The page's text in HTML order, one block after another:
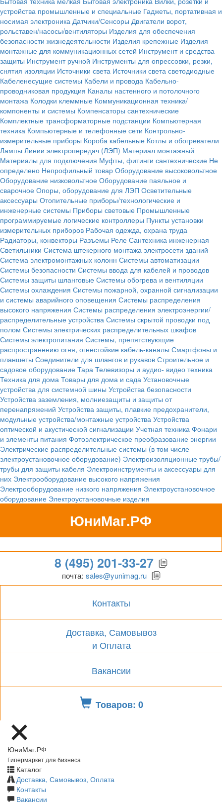
устройства промышленные и специальные Гаджеты, портативная и
носимая электроника Датчики/Сенсоры Двигатели ворот,
рольставен/насосы/вентиляторы Изделия для обеспечения
безопасности жизнедеятельности Изделия крепежные Изделия
монтажные для коммуникационных сетей Инструмент и средства
защиты Инструмент ручной Инструменты для опрессовки, резки,
снятия изоляции Источники света Источники света светодиодные
Кабеленесущие системы Кабели и провода Кабельно-
проводниковая продукция Каналы настенного и потолочного
монтажа Колодки клеммные Коммуникационная техника/
компоненты и системы Компенсаторы сантехнические
Комплектные трансформаторные подстанции Компьютерная
техника Компьютерные и телефонные сети Контрольно-
измерительные приборы Короба кабельные Котлы и обогреватели
Лампы Линии электропередач (ЛЭП) Материал монтажный
Материалы для подключения Муфты, фитинги сантехнические Не
определено Непрофильный товар Оборудование высоковольтное
Оборудование низковольтное Оборудование паяльное и
сварочное Опоры, оборудование для ЛЭП Осветительные
аксессуары Отопительные приборы/технологические и
инженерные системы Приборы световые Промышленные
программируемые логические контроллеры Пункты установки
измерительных приборов Рабочая одежда, охрана труда
Радиаторы, конвекторы Разъемы Реле Сантехника инженерная
Светильники Система штекерного монтажа электросети зданий
Система электромонтажных колонн Системы автоматизации
Системы безопасности Системы ввода для кабелей и проводов
Системы защиты шланговые Системы обогрева и вентиляции
Системы охлаждения Системы пожарной, охранной сигнализации
и системы аварийного оповещения Системы распределения
высокого напряжения Системы распределения электроэнергии/
распределительные устройства Системы скрытой проводки под
полом Системы электрических распределительных шкафов
Системы электропитания Системы, препятствующие
распространению огня, огнестойкие кабель-каналы Смартфоны и
планшеты Соединители для шлангов и рукавов Строительное и
садовое оборудование Тара Телевизоры и аудио- видео техника
Техника для дома Товары для дома и сада Установочные
устройства для системной шины Устройства безопасности
Устройства заземления, молниезащиты и защиты от
перенапряжений Устройства защиты, плавкие предохранители,
модульные устройства/монтажные устройства Устройства
оптической и акустической сигнализации Учетная техника Фонари
и элементы питания Фотоэлектрическое преобразование энергии
Электрические распределительные системы (в том числе
электроустановочное оборудование) Электроизоляционные трубы/
трубы для защиты кабеля Электроинструменты и аксессуары для
них Электрооборудование высокого напряжения
Электрооборудование низкого напряжения Электроустановочное
оборудование Электроустановочные изделия
ЮниМаг.РФ
Гипермаркет для бизнеса
8 (495) 201-33-27
почта: sales@yunimag.ru
Контакты
Доставка, Самовывоз
и Оплата
Вакансии
Товаров: 0
ЮниМаг.РФ
Гипермаркет для бизнеса
Каталог
Доставка, Самовывоз, Оплата
Контакты
Вакансии